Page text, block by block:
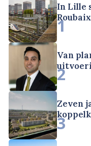
In Lille
1
Van
2
Zeven
3